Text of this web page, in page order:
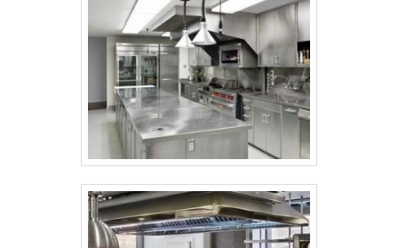
melhores produtos do mercado!